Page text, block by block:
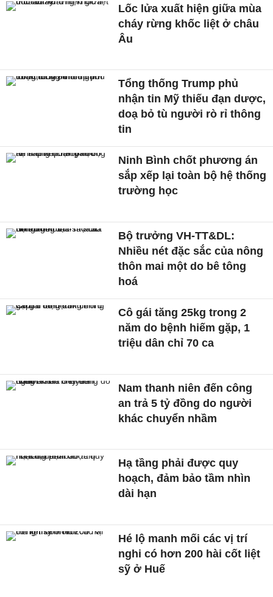
Lốc lửa xuất hiện giữa mùa
cháy rừng khốc liệt ở châu
Âu
Tổng thống Trump phủ
nhận tin Mỹ thiếu đạn dược,
doạ bỏ tù người rò rỉ thông
tin
Ninh Bình chốt phương án
sắp xếp lại toàn bộ hệ thống
trường học
Bộ trưởng VH-TT&DL:
Nhiều nét đặc sắc của nông
thôn mai một do bê tông
hoá
Cô gái tăng 25kg trong 2
năm do bệnh hiếm gặp, 1
triệu dân chỉ 70 ca
Nam thanh niên đến công
an trả 5 tỷ đồng do người
khác chuyển nhầm
Hạ tầng phải được quy
hoạch, đảm bảo tầm nhìn
dài hạn
Hé lộ manh mối các vị trí
nghi có hơn 200 hài cốt liệt
sỹ ở Huế